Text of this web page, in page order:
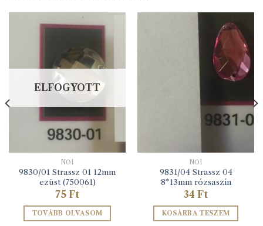
ELFOGYOTT
NŐI
9830/01 Strassz 01 12mm
ezüst (750061)
75 Ft
TOVÁBB OLVASOM
NŐI
9831/04 Strassz 04
8*13mm rózsaszín
34 Ft
KOSÁRBA TESZEM